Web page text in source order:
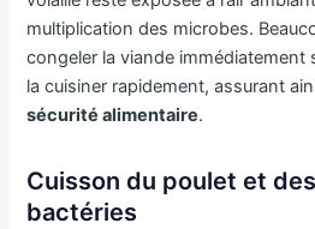
multiplication des microbes.
congeler la viande immédiatement
la cuisiner rapidement, assurant
sécurité alimentaire.
Cuisson du poulet et
bactéries